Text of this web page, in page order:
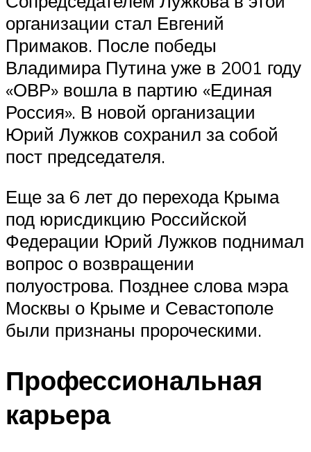
организации стал Евгений
Примаков. После победы
Владимира Путина уже в 2001 году
«ОВР» вошла в партию «Единая
Россия». В новой организации
Юрий Лужков сохранил за собой
пост председателя.
Еще за 6 лет до перехода Крыма
под юрисдикцию Российской
Федерации Юрий Лужков поднимал
вопрос о возвращении
полуострова. Позднее слова мэра
Москвы о Крыме и Севастополе
были признаны пророческими.
Профессиональная
карьера